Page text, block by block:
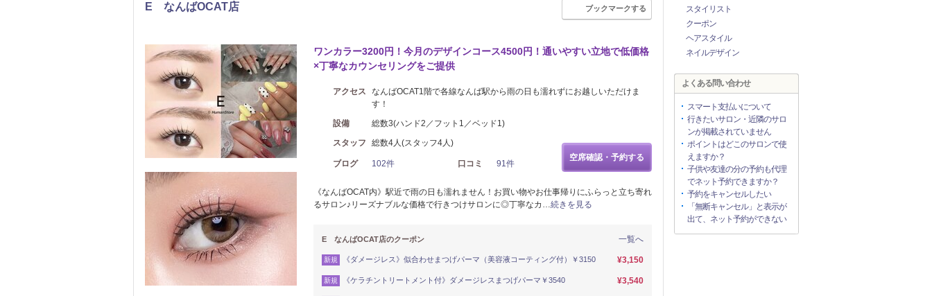
E なんばOCAT店 ブックマークする
ワンカラー3200円！今月のデザインコース4500円！通いやすい立地で低価格
×丁寧なカウンセリングをご提供
アクセス
なんばOCAT1階で各線なんば駅から雨の日も濡れずにお越しいただけま
す！
設備
総数3(ハンド2／フット1／ベッド1)
スタッフ
総数4人(スタッフ4人)
ブログ 102件 口コミ 91件
空席確認・予約する
《なんばOCAT内》駅近で雨の日も濡れません！お買い物やお仕事帰りにふらっと立ち寄れ
るサロン♪リーズナブルな価格で行きつけサロンに◎丁寧なカ…続きを見る
一覧へ
E なんばOCAT店のクーポン
新規 《ダメージレス》似合わせまつげパーマ（美容液コーティング付）￥3150 ¥3,150
新規 《ケラチントリートメント付》ダメージレスまつげパーマ￥3540 ¥3,540
スタイリスト
クーポン
ヘアスタイル
ネイルデザイン
よくある問い合わせ
スマート支払いについて
行きたいサロン・近隣のサロ
ンが掲載されていません
ポイントはどこのサロンで使
えますか？
子供や友達の分の予約も代理
でネット予約できますか？
予約をキャンセルしたい
「無断キャンセル」と表示が
出て、ネット予約ができない